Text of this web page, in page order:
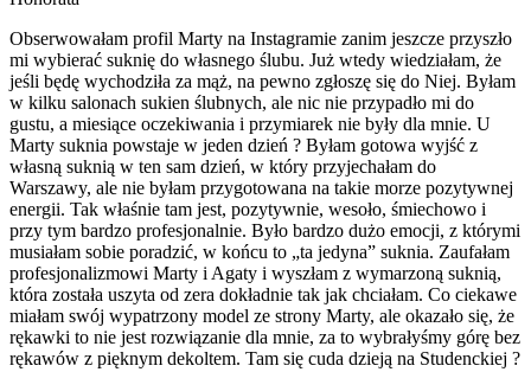
Obserwowałam profil Marty na Instagramie zanim jeszcze przyszło
mi wybierać suknię do własnego ślubu. Już wtedy wiedziałam, że
jeśli będę wychodziła za mąż, na pewno zgłoszę się do Niej. Byłam
w kilku salonach sukien ślubnych, ale nic nie przypadło mi do
gustu, a miesiące oczekiwania i przymiarek nie były dla mnie. U
Marty suknia powstaje w jeden dzień ? Byłam gotowa wyjść z
własną suknią w ten sam dzień, w który przyjechałam do
Warszawy, ale nie byłam przygotowana na takie morze pozytywnej
energii. Tak właśnie tam jest, pozytywnie, wesoło, śmiechowo i
przy tym bardzo profesjonalnie. Było bardzo dużo emocji, z którymi
musiałam sobie poradzić, w końcu to „ta jedyna” suknia. Zaufałam
profesjonalizmowi Marty i Agaty i wyszłam z wymarzoną suknią,
która została uszyta od zera dokładnie tak jak chciałam. Co ciekawe
miałam swój wypatrzony model ze strony Marty, ale okazało się, że
rękawki to nie jest rozwiązanie dla mnie, za to wybrałyśmy górę bez
rękawów z pięknym dekoltem. Tam się cuda dzieją na Studenckiej ?